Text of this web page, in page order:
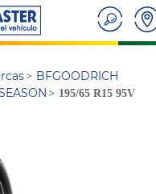
BFGOODRICH
195/65 R15 95V